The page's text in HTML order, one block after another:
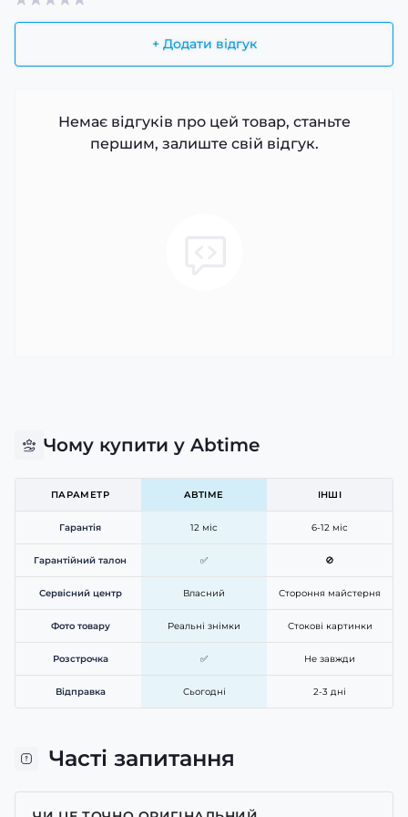
+ Додати відгук
Немає відгуків про цей товар, станьте
першим, залиште свій відгук.
Чому купити у Abtime
ПАРАМЕТР ABTIME ІНШІ
Гарантія 12 міс 6-12 міс
Гарантійний талон ✅ 🚫
Сервісний центр Власний Стороння майстерня
Фото товару Реальні знімки Стокові картинки
Розстрочка ✅ Не завжди
Відправка Сьогодні 2-3 дні
Часті запитання